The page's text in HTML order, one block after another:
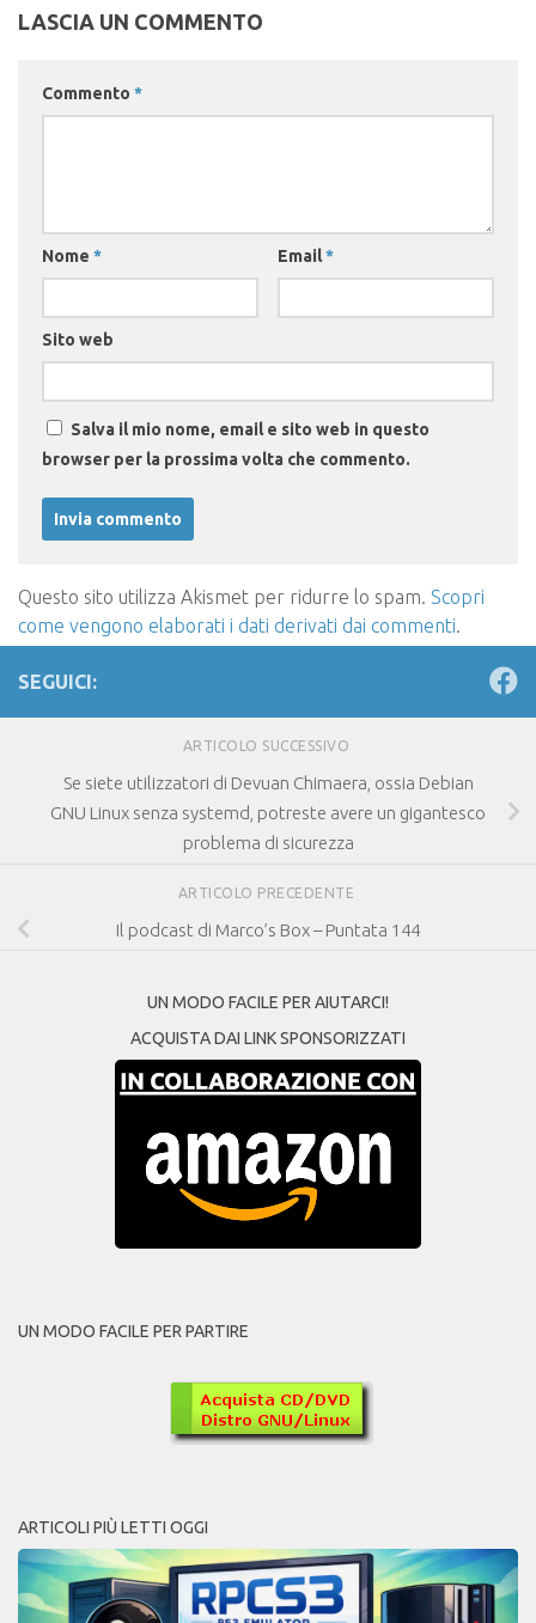
LASCIA UN COMMENTO
Commento *
Nome * Email*
Sito web
Salva il mio nome, email e sito web in questo
browser per la prossima volta che commento.
Questo sito utilizza Akismet per ridurre lo spam. Scopri
come vengono elaborati i dati derivati dai commenti.
SEGUICI:
ARTICOLO SUCCESSIVO
Se siete utilizzatori di Devuan Chimaera, ossia Debian
GNU Linux senza systemd, potreste avere un gigantesco
problema di sicurezza
ARTICOLO PRECEDENTE
Il podcast di Marco’s Box – Puntata 144
UN MODO FACILE PER AIUTARCI!
ACQUISTA DAI LINK SPONSORIZZATI
UN MODO FACILE PER PARTIRE
ARTICOLI PIÙ LETTI OGGI